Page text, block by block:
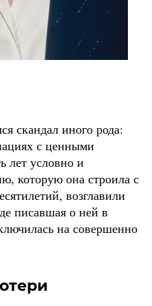
скандал иного рода:
с ценными
лет условно и
которую она строила с
возглавили
писавшая о ней в
на совершенно